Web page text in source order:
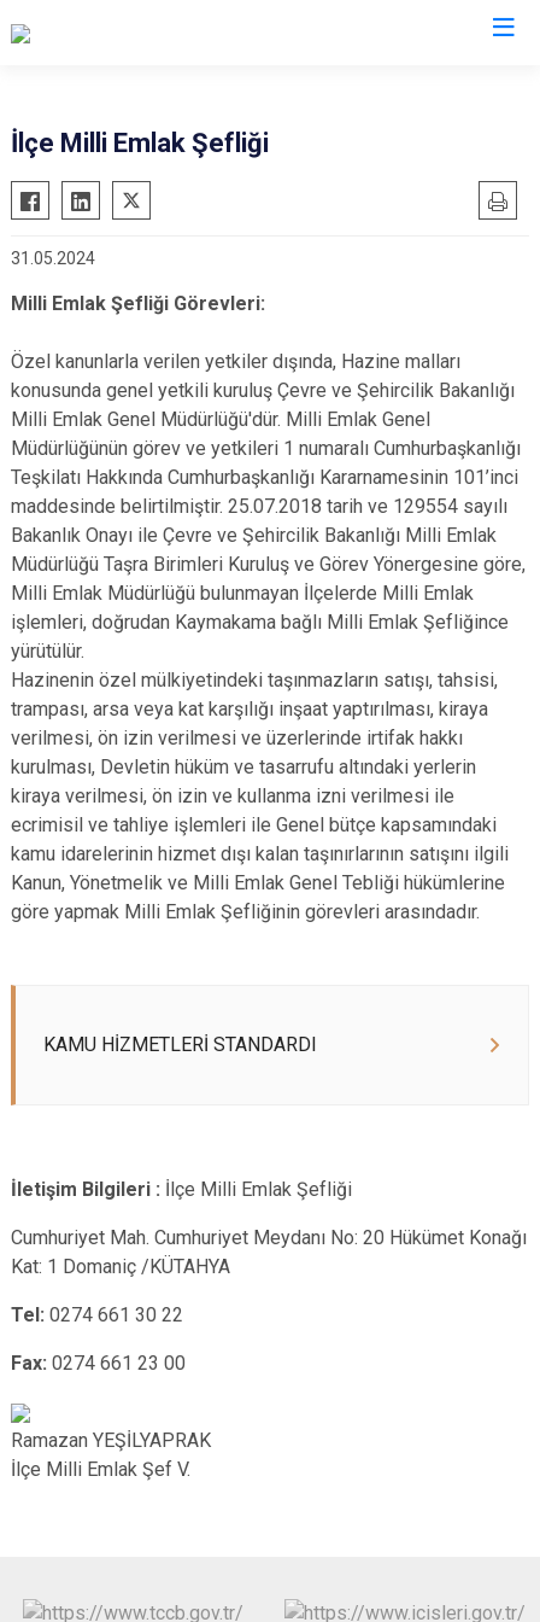
Altıntaş
Aslanapa
Çavdarhisar
Domaniç
Emet
Tavşanlı
İlçe Milli Emlak Şefliği
31.05.2024
Milli Emlak Şefliği Görevleri:
Özel kanunlarla verilen yetkiler dışında, Hazine malları
konusunda genel yetkili kuruluş Çevre ve Şehircilik Bakanlığı
Milli Emlak Genel Müdürlüğü'dür. Milli Emlak Genel
Müdürlüğünün görev ve yetkileri 1 numaralı Cumhurbaşkanlığı
Teşkilatı Hakkında Cumhurbaşkanlığı Kararnamesinin 101’inci
maddesinde belirtilmiştir. 25.07.2018 tarih ve 129554 sayılı
Bakanlık Onayı ile Çevre ve Şehircilik Bakanlığı Milli Emlak
Müdürlüğü Taşra Birimleri Kuruluş ve Görev Yönergesine göre,
Milli Emlak Müdürlüğü bulunmayan İlçelerde Milli Emlak
işlemleri, doğrudan Kaymakama bağlı Milli Emlak Şefliğince
yürütülür.
Hazinenin özel mülkiyetindeki taşınmazların satışı, tahsisi,
trampası, arsa veya kat karşılığı inşaat yaptırılması, kiraya
verilmesi, ön izin verilmesi ve üzerlerinde irtifak hakkı
kurulması, Devletin hüküm ve tasarrufu altındaki yerlerin
kiraya verilmesi, ön izin ve kullanma izni verilmesi ile
ecrimisil ve tahliye işlemleri ile Genel bütçe kapsamındaki
kamu idarelerinin hizmet dışı kalan taşınırlarının satışını ilgili
Kanun, Yönetmelik ve Milli Emlak Genel Tebliği hükümlerine
göre yapmak Milli Emlak Şefliğinin görevleri arasındadır.
KAMU HİZMETLERİ STANDARDI
İletişim Bilgileri : İlçe Milli Emlak Şefliği
Cumhuriyet Mah. Cumhuriyet Meydanı No: 20 Hükümet Konağı
Kat: 1 Domaniç /KÜTAHYA
Tel: 0274 661 30 22
Fax: 0274 661 23 00
Ramazan YEŞİLYAPRAK
İlçe Milli Emlak Şef V.